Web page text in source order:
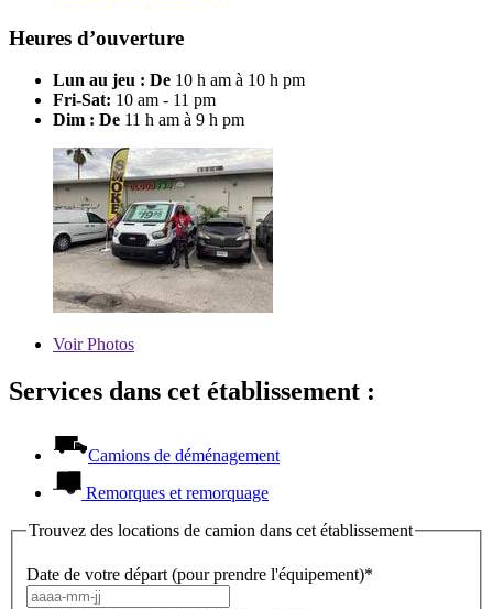
Heures d’ouverture
Lun au jeu : De 10 h am à 10 h pm
Fri-Sat: 10 am - 11 pm
Dim : De 11 h am à 9 h pm
VoirPhotos
Services dans cet établissement :
Camions de déménagement
Remorques et remorquage
Trouvez des locations de camion dans cet établissement
Date de votre départ (pour prendre l'équipement)*